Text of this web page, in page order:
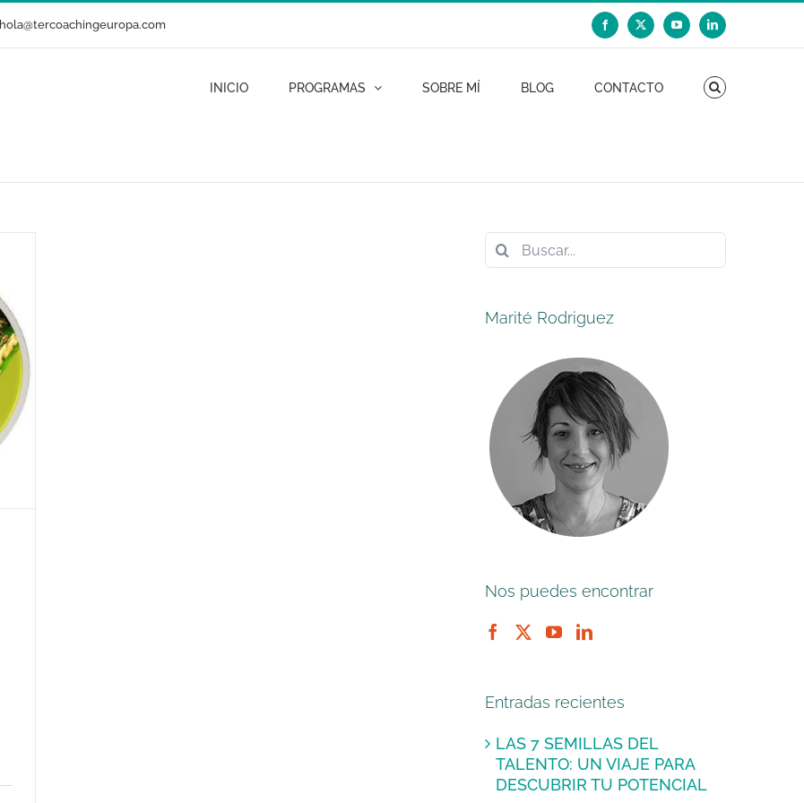
hola@tercoachingeuropa.com Facebook
X YouTubeLinkedIn
INICIO PROGRAMAS SOBRE MÍ BLOG CONTACTO
Buscar:
Marité Rodriguez
Nos puedes encontrar
Entradas recientes
LAS 7 SEMILLAS DEL
TALENTO: UN VIAJE PARA
DESCUBRIR TU POTENCIAL